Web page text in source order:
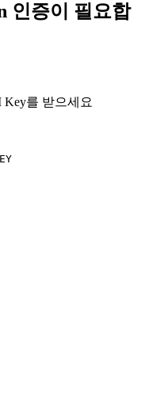
인증이 필요합
Key를 받으세요